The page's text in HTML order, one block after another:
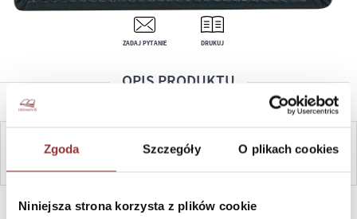
Zgoda Szczegóły O plikach cookies
Niniejsza strona korzysta z plików cookie
ZADAJ PYTANIE DRUKUJ
OPIS PRODUKTU
ZAPYTAJ
SZYBKI KONTAKT PN-PT, 8-16, +48 698 291 992, +48 608
381 865